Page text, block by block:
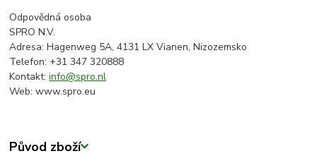
Odpovědná osoba
SPRO N.V.
Adresa: Hagenweg 5A, 4131 LX Vianen, Nizozemsko
Telefon: +31 347 320888
Kontakt:info@spro.nl
Web: www.spro.eu
Původ zboží